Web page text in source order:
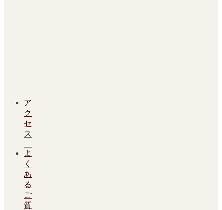
ア
ク
セ
ス
よ
く
あ
る
ご
質